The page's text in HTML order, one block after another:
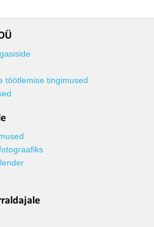
töötlemise tingimused